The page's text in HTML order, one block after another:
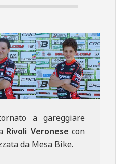
a gareggiare
Rivoli Veronese con
da Mesa Bike.